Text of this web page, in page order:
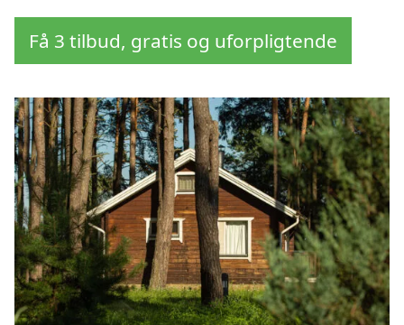
Få 3 tilbud, gratis og uforpligtende